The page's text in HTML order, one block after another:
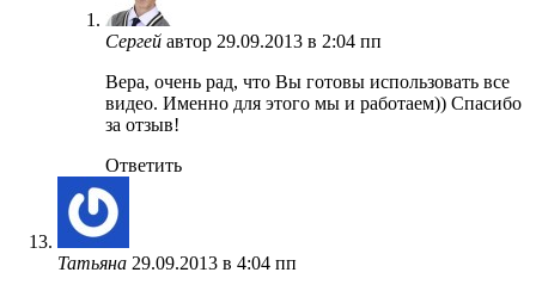
Сергей автор 29.09.2013 в 2:04 пп
Вера, очень рад, что Вы готовы использовать все
видео. Именно для этого мы и работаем)) Спасибо
за отзыв!
Ответить
Татьяна 29.09.2013 в 4:04 пп